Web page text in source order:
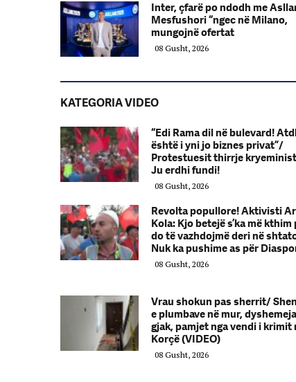
Inter, çfarë po ndodh me
Mesfushori “ngec në Milano,
mungojnë ofertat
08 Gusht, 2026
KATEGORIA VIDEO
“Edi Rama dil në bulevard!
është i yni jo biznes privat”/
Protestuesit thirrje
Ju erdhi fundi!
08 Gusht, 2026
Revolta popullore! Aktivisti
Kola: Kjo betejë s’ka më kthim
do të vazhdojmë deri në
Nuk ka pushime as për
08 Gusht, 2026
Vrau shokun pas sherrit/
e plumbave në mur,
gjak, pamjet nga vendi i krimit
Korçë (VIDEO)
08 Gusht, 2026